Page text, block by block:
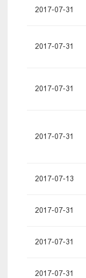
2017-07-31
2017-07-31
2017-07-31
2017-07-31
2017-07-13
2017-07-31
2017-07-31
2017-07-31